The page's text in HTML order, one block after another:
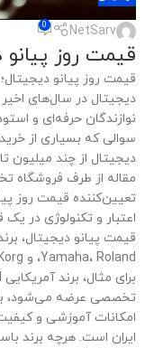
NetSarv
0
قیمت روز پیانو
قیمت روز پیانو
دیجیتال در سال‌های
نوازندگان حرفه‌ای و
سوالی که بسیاری از
دیجیتال از چند میلیون
مقاله از طرف فروشگاه
اعتبار و تکنولوژی در
تخصصی عرضه می‌شود، با
امکانات آموزشی و
ایران است. هرچه برند